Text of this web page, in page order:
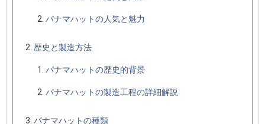
パナマハットの人気と魅力
歴史と製造方法
パナマハットの歴史的背景
パナマハットの製造工程の詳細解説
パナマハットの種類